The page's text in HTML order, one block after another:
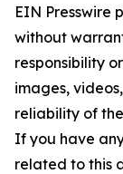
EIN Presswire
without
responsibility
images,
reliability of
If you have
related to this